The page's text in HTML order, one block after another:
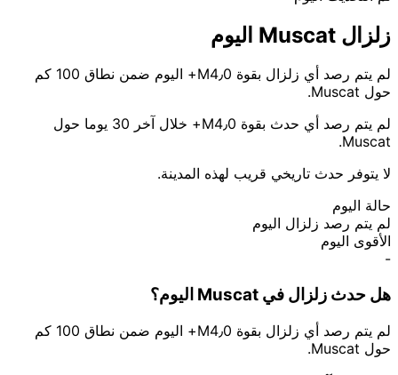
زلزال Muscat اليوم
لم يتم رصد أي زلزال بقوة M4٫0+ اليوم ضمن نطاق 100 كم
حول Muscat.
لم يتم رصد أي حدث بقوة M4٫0+ خلال آخر 30 يوما حول
Muscat.
لا يتوفر حدث تاريخي قريب لهذه المدينة.
حالة اليوم
لم يتم رصد زلزال اليوم
الأقوى اليوم
-
هل حدث زلزال في Muscat اليوم؟
لم يتم رصد أي زلزال بقوة M4٫0+ اليوم ضمن نطاق 100 كم
حول Muscat.